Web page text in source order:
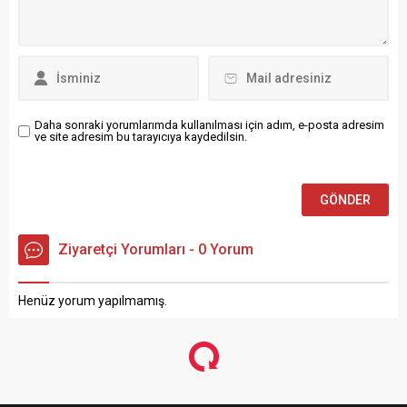
Daha sonraki yorumlarımda kullanılması için adım, e-posta adresim
ve site adresim bu tarayıcıya kaydedilsin.
Ziyaretçi Yorumları - 0 Yorum
Henüz yorum yapılmamış.